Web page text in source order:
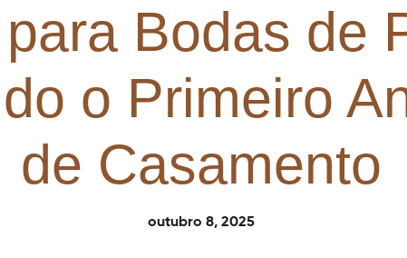
Bodas de
o Primeiro
de Casamento
outubro 8, 2025